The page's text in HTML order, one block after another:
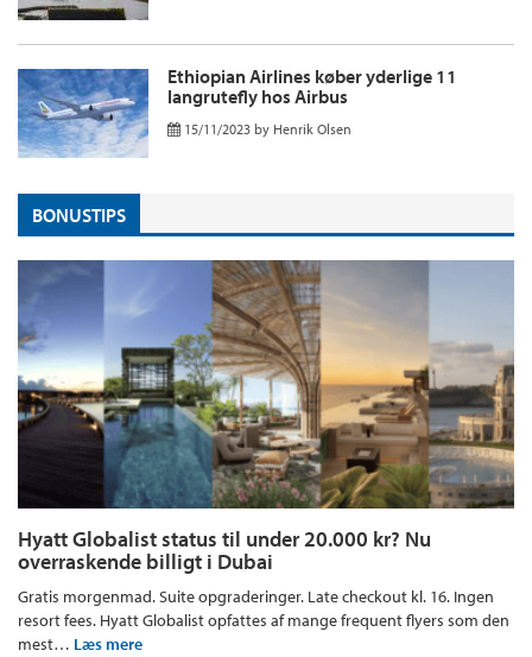
Ethiopian Airlines køber yderlige 11
langrutefly hos Airbus
15/11/2023 by Henrik Olsen
BONUSTIPS
Hyatt Globalist status til under 20.000 kr? Nu
overraskende billigt i Dubai
Gratis morgenmad. Suite opgraderinger. Late checkout kl. 16. Ingen
resort fees. Hyatt Globalist opfattes af mange frequent flyers som den
mest… Læs mere